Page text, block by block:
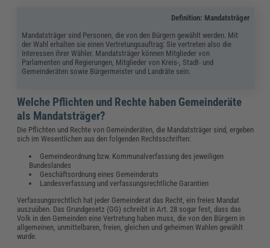
Definition: Mandatsträger
Mandatsträger sind Personen, die von den Bürgern gewählt werden. Mit
der Wahl erhalten sie einen Vertretungsauftrag: Sie vertreten also die
Interessen ihrer Wähler. Mandatsträger können Mitglieder von
Parlamenten und Regierungen, Mitglieder von Kreis-, Stadt- und
Gemeinderäten sowie Bürgermeister und Landräte sein.
Welche Pflichten und Rechte haben Gemeinderäte
als Mandatsträger?
Die Pflichten und Rechte von Gemeinderäten, die Mandatsträger sind, ergeben
sich im Wesentlichen aus den folgenden Rechtsschriften:
Gemeindeordnung bzw. Kommunalverfassung des jeweiligen
Bundeslandes
Geschäftsordnung eines Gemeinderats
Landesverfassung und verfassungsrechtliche Garantien
Verfassungsrechtlich hat jeder Gemeinderat das Recht, ein freies Mandat
auszuüben. Das Grundgesetz (GG) schreibt in Art. 28 sogar fest, dass das
Volk in den Gemeinden eine Vertretung haben muss, die von den Bürgern in
allgemeinen, unmittelbaren, freien, gleichen und geheimen Wahlen gewählt
wurde.